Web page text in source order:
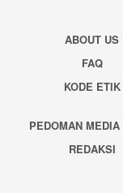
ABOUT US
FAQ
KODE ETIK
PEDOMAN
REDAKSI